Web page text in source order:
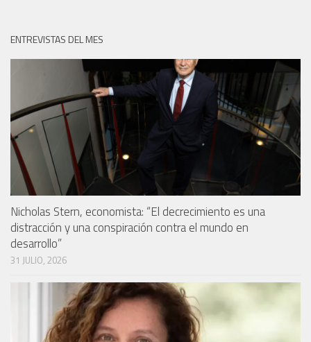
ENTREVISTAS DEL MES
Nicholas Stern, economista: “El decrecimiento es una
distracción y una conspiración contra el mundo en
desarrollo”
31 JULIO, 2026